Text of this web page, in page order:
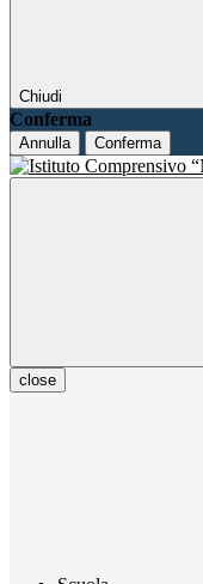
Chiudi
Conferma
Annulla Conferma
close